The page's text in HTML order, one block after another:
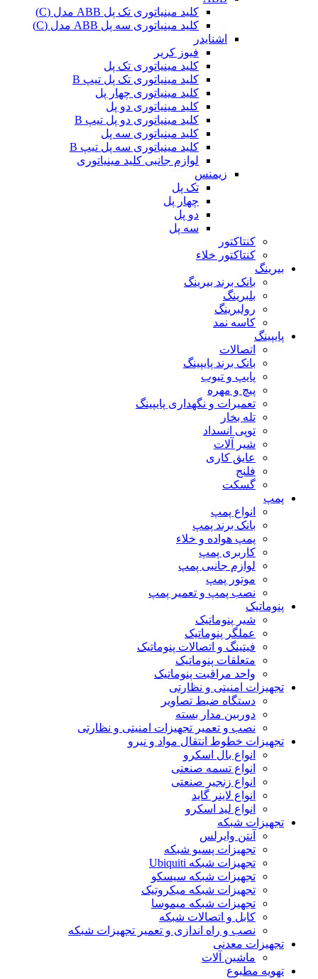
کلید مینیاتوری تک پل ABB مدل (C)
کلید مینیاتوری سه پل ABB مدل (C)
اشنایدر
فیوز کریر
کلید مینیاتوری تک پل
کلید مینیاتوری تک پل تیپ B
کلید مینیاتوری چهار پل
کلید مینیاتوری دو پل
کلید مینیاتوری دو پل تیپ B
کلید مینیاتوری سه پل
کلید مینیاتوری سه پل تیپ B
لوازم جانبی کلید مینیاتوری
زیمنس
تک پل
چهار پل
دو پل
سه پل
کنتاکتور
کنتاکتور خلاء
بیرینگ
بانک برند بیرینگ
بلبرینگ
رولبرینگ
کاسه نمد
پایپینگ
اتصالات
بانک برند پایپینگ
پایپ و تیوب
پیچ و مهره
تعمیرات و نگهداری پایپینگ
تله بخار
توپی انسداد
شیر آلات
عایق کاری
فلنج
گسکت
پمپ
انواع پمپ
بانک برند پمپ
پمپ هواده و خلاء
کاربری پمپ
لوازم جانبی پمپ
موتور پمپ
نصب پمپ و تعمیر پمپ
پنوماتیک
شیر پنوماتیک
عملگر پنوماتیک
فیتینگ و اتصالات پنوماتیک
متعلقات پنوماتیک
واحد مراقبت پنوماتیک
تجهیزات امنیتی و نظارتی
دستگاه ضبط تصاویر
دوربین مدار بسته
نصب و تعمیر تجهیزات امنیتی و نظارتی
تجهیزات خطوط انتقال مواد و نیرو
انواع بال اسکرو
انواع تسمه صنعتی
انواع زنجیر صنعتی
انواع لاینر گاید
انواع لید اسکرو
تجهیزات شبکه
آنتن وایرلس
تجهیزات پسیو شبکه
تجهیزات شبکه Ubiquiti
تجهیزات شبکه سیسکو
تجهیزات شبکه میکروتیک
تجهیزات شبکه میموسا
کابل و اتصالات شبکه
نصب و راه اندازی و تعمیر تجهیزات شبکه
تجهیزات معدنی
ماشین آلات
تهویه مطبوع